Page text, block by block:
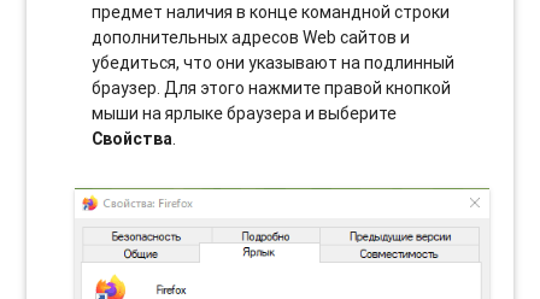
предмет наличия в конце командной строки
дополнительных адресов Web сайтов и
убедиться, что они указывают на подлинный
браузер. Для этого нажмите правой кнопкой
мыши на ярлыке браузера и выберите
Свойства.